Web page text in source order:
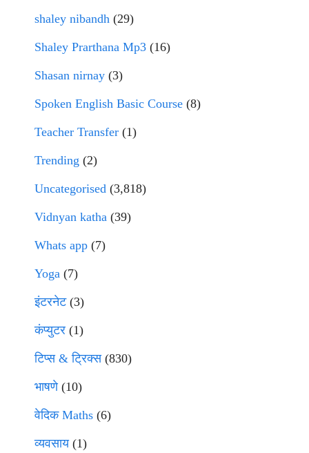
shaley nibandh (29)
Shaley Prarthana Mp3 (16)
Shasan nirnay (3)
Spoken English Basic Course (8)
Teacher Transfer (1)
Trending (2)
Uncategorised (3,818)
Vidnyan katha (39)
Whats app (7)
Yoga (7)
इंटरनेट(3)
कंप्युटर (1)
टिप्स & ट्रिक्स(830)
भाषणे(10)
वेदिक Maths (6)
व्यवसाय(1)